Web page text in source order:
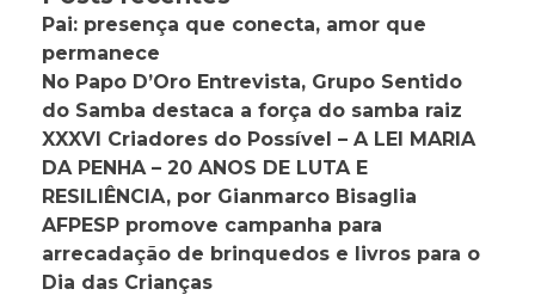
Pai: presença que conecta, amor que
permanece
No Papo D’Oro Entrevista, Grupo Sentido
do Samba destaca a força do samba raiz
XXXVI Criadores do Possível – A LEI MARIA
DA PENHA – 20 ANOS DE LUTA E
RESILIÊNCIA, por Gianmarco Bisaglia
AFPESP promove campanha para
arrecadação de brinquedos e livros para o
Dia das Crianças